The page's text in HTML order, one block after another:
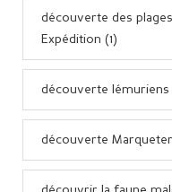
découverte des
Expédition (1)
découverte lémuriens
découverte